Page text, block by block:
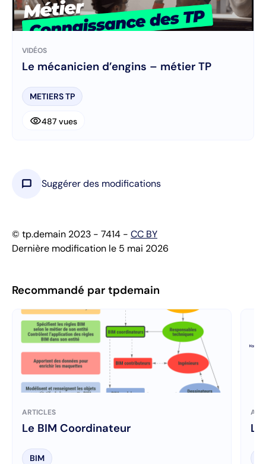
VIDÉOS
Le mécanicien d’engins – métier TP
METIERS TP
visibility487 vues
chat_bubble Suggérer des modifications
© tp.demain 2023 - 7414 - CC BY
Dernière modification le 5 mai 2026
Recommandé par tpdemain
ARTICLES
Le BIM Coordinateur
BIM